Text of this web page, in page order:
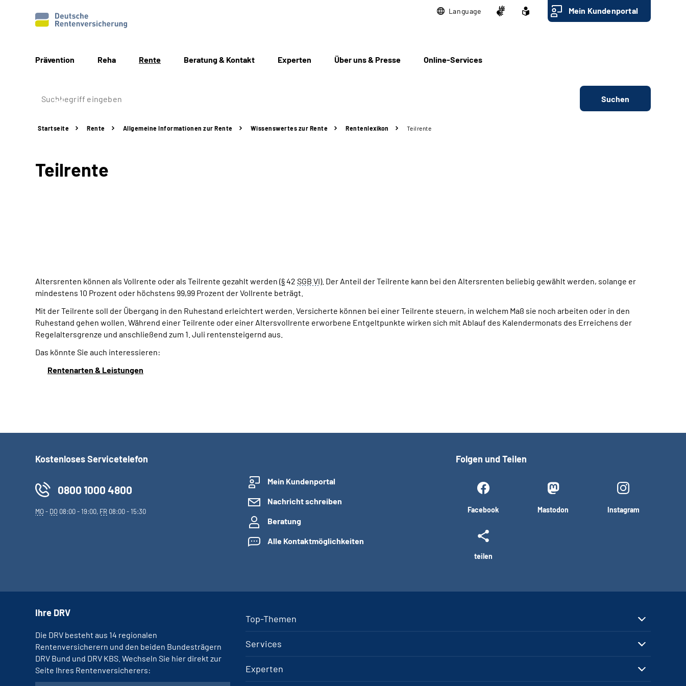
Language Mein Kundenportal
Prävention Reha Rente Beratung & Kontakt Experten Über uns & Presse Online-Services
Suchen
Startseite Rente Allgemeine Informationen zur Rente Wissenswertes zur Rente Rentenlexikon Teilrente
Teilrente
Altersrenten können als Vollrente oder als Teilrente gezahlt werden (§42 SGB VI). Der Anteil der Teilrente kann bei den Altersrenten beliebig gewählt werden, solange er
mindestens 10 Prozent oder höchstens 99,99 Prozent der Vollrente beträgt.
Mit der Teilrente soll der Übergang in den Ruhestand erleichtert werden. Versicherte können bei einer Teilrente steuern, in welchem Maß sie noch arbeiten oder in den
Ruhestand gehen wollen. Während einer Teilrente oder einer Altersvollrente erworbene Entgeltpunkte wirken sich mit Ablauf des Kalendermonats des Erreichens der
Regelaltersgrenze und anschließend zum 1. Juli rentensteigernd aus.
Das könnte Sie auch interessieren:
Rentenarten & Leistungen
Kostenloses Servicetelefon
0800 1000 4800
MO- DO 08:00 - 19:00, FR 08:00 - 15:30
Mein Kundenportal
Nachricht schreiben
Beratung
Alle Kontaktmöglichkeiten
Folgen und Teilen
Facebook Mastodon Instagram
teilen
Top-Themen
Services
Experten
Ihre DRV
Die DRV besteht aus 14 regionalen
Rentenversicherern und den beiden Bundesträgern
DRV Bund und DRV KBS. Wechseln Sie hier direkt zur
Seite Ihres Rentenversicherers: